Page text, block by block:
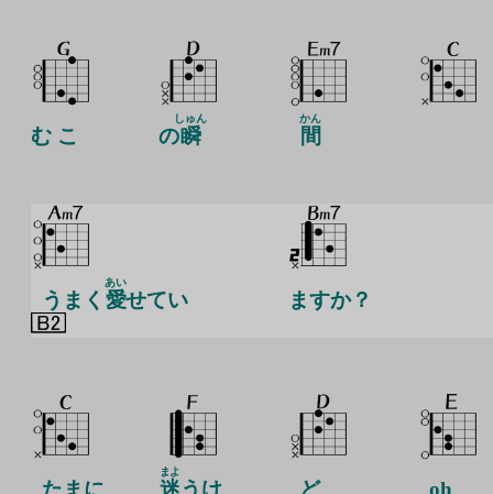
む こ の瞬
しゅん
間
かん
うまく 愛
あい
せてい ますか？
たまに 迷
まよ
うけ ど
oh